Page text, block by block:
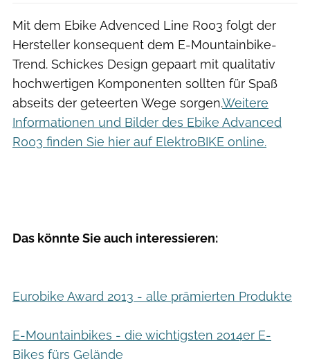
Mit dem Ebike Advenced Line R003 folgt der
Hersteller konsequent dem E-Mountainbike-
Trend. Schickes Design gepaart mit qualitativ
hochwertigen Komponenten sollten für Spaß
abseits der geteerten Wege sorgen.Weitere
Informationen und Bilder des Ebike Advanced
R003 finden Sie hier auf ElektroBIKE online.
Das könnte Sie auch interessieren:
Eurobike Award 2013 - alle prämierten Produkte
E-Mountainbikes - die wichtigsten 2014er E-
Bikes fürs Gelände